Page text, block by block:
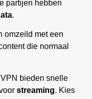
partijen hebben
.
omzeild met een
die normaal
bieden snelle
streaming. Kies